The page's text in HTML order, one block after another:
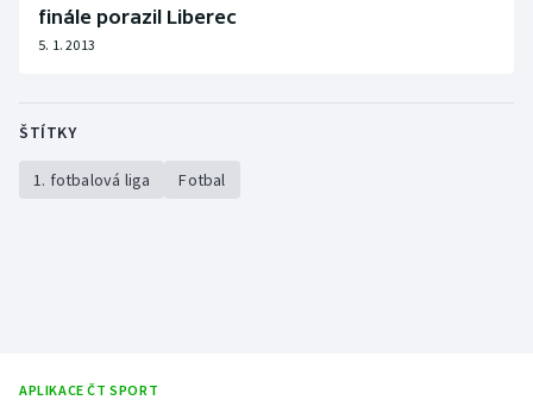
finále porazil Liberec
5. 1. 2013
ŠTÍTKY
1. fotbalová liga Fotbal
APLIKACE ČT SPORT